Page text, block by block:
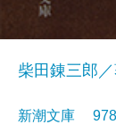
柴田錬三郎
新潮文庫